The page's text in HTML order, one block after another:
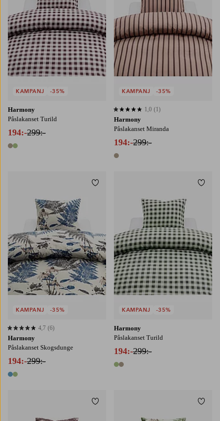
Harmony
Påslakanset Turild
194:-299:-
2 färger
KAMPANJ -35%
Harmony
Påslakanset Miranda
194:-299:-
1 färg
1,0 baserat på 1 st betyg
1,0 (1)
KAMPANJ -35%
Harmony
Påslakanset Skogsdunge
194:-299:-
2 färger
4,7 baserat på 6 st betyg
4,7 (6)
KAMPANJ -35%
Lägg till i favoriter
Harmony
Påslakanset Turild
194:-299:-
2 färger
KAMPANJ -35%
Lägg till i favoriter